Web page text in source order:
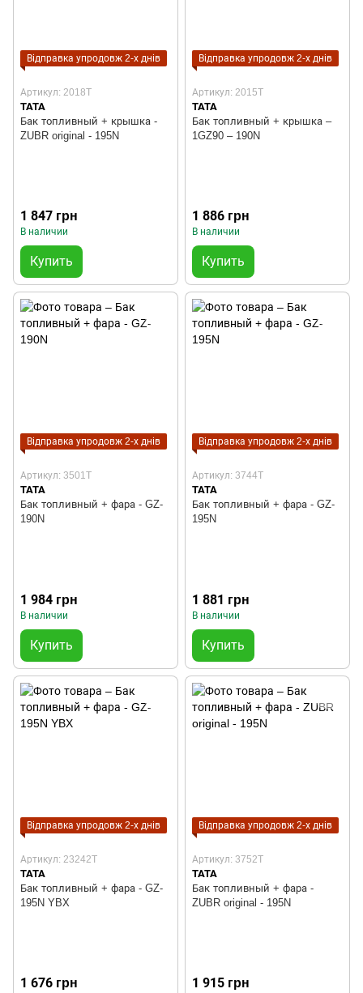
Відправка упродовж 2-х днів
Артикул: 2018T
TATA
Бак топливный + крышка -
ZUBR original - 195N
1 847 грн
В наличии
Купить
Відправка упродовж 2-х днів
Артикул: 2015T
TATA
Бак топливный + крышка –
1GZ90 – 190N
1 886 грн
В наличии
Купить
Відправка упродовж 2-х днів
Артикул: 3501T
TATA
Бак топливный + фара - GZ-
190N
1 984 грн
В наличии
Купить
Відправка упродовж 2-х днів
Артикул: 3744T
TATA
Бак топливный + фара - GZ-
195N
1 881 грн
В наличии
Купить
Відправка упродовж 2-х днів
Артикул: 23242T
TATA
Бак топливный + фара - GZ-
195N YBX
1 676 грн
Відправка упродовж 2-х днів
Артикул: 3752T
TATA
Бак топливный + фара -
ZUBR original - 195N
1 915 грн